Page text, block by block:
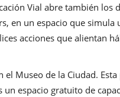
Vial abre también
en un espacio que
acciones que alientan
el Museo de la Ciudad.
un espacio gratuito de